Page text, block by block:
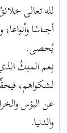
لله تعالى
أجناسًا
يُحصى.
نِعم الملِكُ
لشكواهم،
عن البؤس
والدنيا.